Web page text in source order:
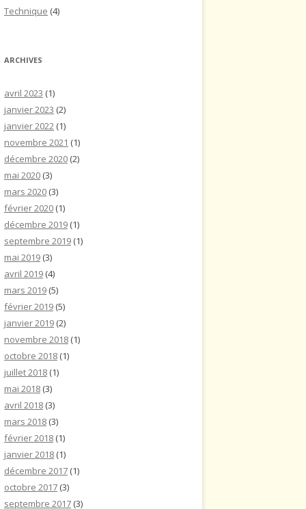
Technique (4)
ARCHIVES
avril 2023 (1)
janvier 2023 (2)
janvier 2022 (1)
novembre 2021 (1)
décembre 2020 (2)
mai 2020 (3)
mars 2020 (3)
février 2020 (1)
décembre 2019 (1)
septembre 2019 (1)
mai 2019 (3)
avril 2019 (4)
mars 2019 (5)
février 2019 (5)
janvier 2019 (2)
novembre 2018 (1)
octobre 2018 (1)
juillet 2018 (1)
mai 2018 (3)
avril 2018 (3)
mars 2018 (3)
février 2018 (1)
janvier 2018 (1)
décembre 2017 (1)
octobre 2017 (3)
septembre 2017 (3)